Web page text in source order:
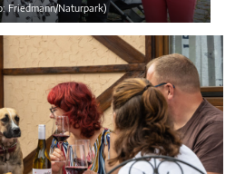
Friedmann/Naturpark)